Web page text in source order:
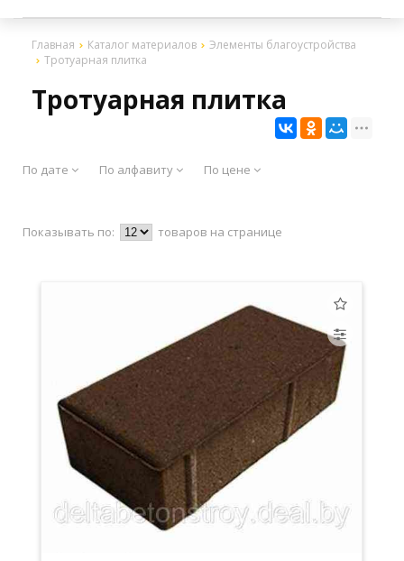
Главная Каталог материалов
Элементы благоустройства
Тротуарная плитка
Тротуарная плитка
По дате По алфавиту По цене
Показывать по: товаров на странице